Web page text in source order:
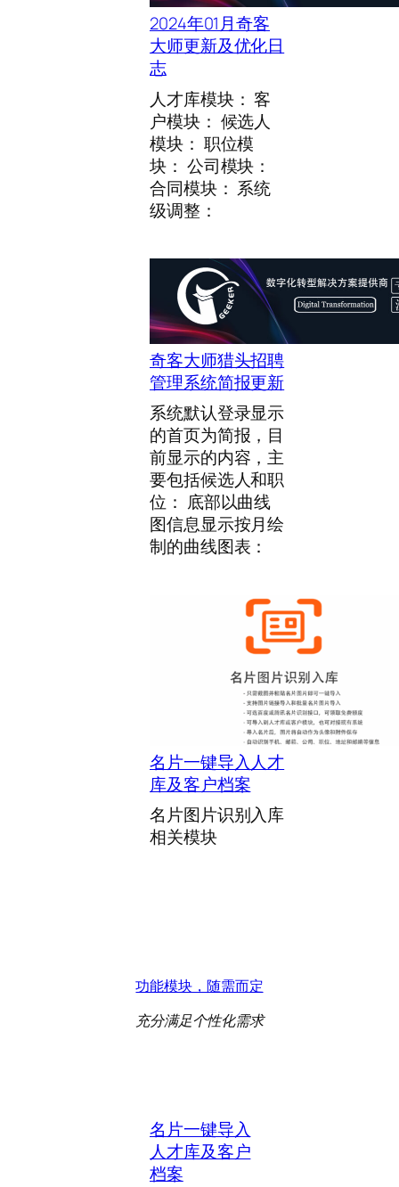
0
2
月
客
大
师
更
新
及
日
志
2024年01月奇客
大师更新及优化日
志
人才库模块： 客
户模块： 候选人
模块： 职位模
块： 公司模块：
合同模块： 系统
级调整：
奇客大师猎头招聘
管理系统简报更新
系统默认登录显示
的首页为简报，目
前显示的内容，主
要包括候选人和职
位： 底部以曲线
图信息显示按月绘
制的曲线图表：
名片一键导入人才
库及客户档案
名片图片识别入库
相关模块
功能模块，随需而定
充分满足个性化需求
名片一键导入
人才库及客户
档案